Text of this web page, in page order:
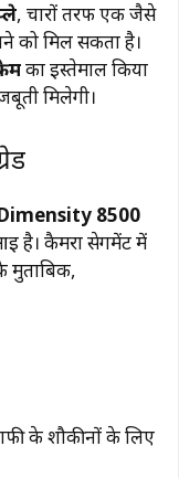
, चारों तरफ एक जैसे
को मिल सकता है।
का इस्तेमाल किया
मिलेगी।
8500
है। कैमरा सेगमेंट में
मुताबिक,
के शौकीनों के लिए